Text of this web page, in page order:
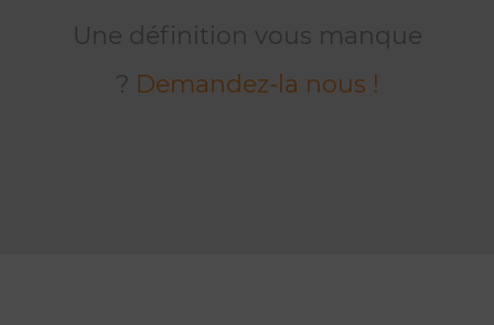
Une définition vous manque
? Demandez-la nous !